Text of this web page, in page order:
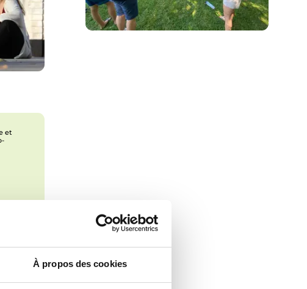
À propos des cookies
et